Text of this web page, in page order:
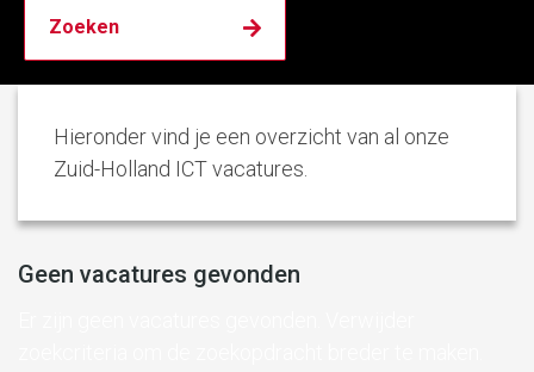
Hieronder vind je een overzicht van al onze
Zuid-Holland ICT vacatures.
Geen vacatures gevonden